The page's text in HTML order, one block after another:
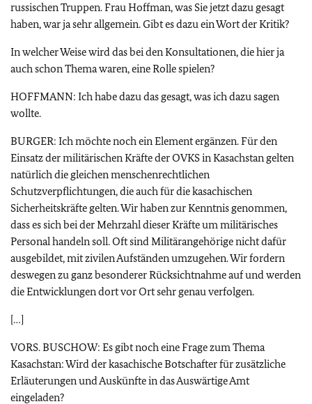
russischen Truppen. Frau Hoffman, was Sie jetzt dazu gesagt
haben, war ja sehr allgemein. Gibt es dazu ein Wort der Kritik?
In welcher Weise wird das bei den Konsultationen, die hier ja
auch schon Thema waren, eine Rolle spielen?
HOFFMANN: Ich habe dazu das gesagt, was ich dazu sagen
wollte.
BURGER: Ich möchte noch ein Element ergänzen. Für den
Einsatz der militärischen Kräfte der OVKS in Kasachstan gelten
natürlich die gleichen menschenrechtlichen
Schutzverpflichtungen, die auch für die kasachischen
Sicherheitskräfte gelten. Wir haben zur Kenntnis genommen,
dass es sich bei der Mehrzahl dieser Kräfte um militärisches
Personal handeln soll. Oft sind Militärangehörige nicht dafür
ausgebildet, mit zivilen Aufständen umzugehen. Wir fordern
deswegen zu ganz besonderer Rücksichtnahme auf und werden
die Entwicklungen dort vor Ort sehr genau verfolgen.
[…]
VORS. BUSCHOW: Es gibt noch eine Frage zum Thema
Kasachstan: Wird der kasachische Botschafter für zusätzliche
Erläuterungen und Auskünfte in das Auswärtige Amt
eingeladen?